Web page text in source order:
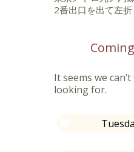
2番出口を出て左
It seems we
looking for.